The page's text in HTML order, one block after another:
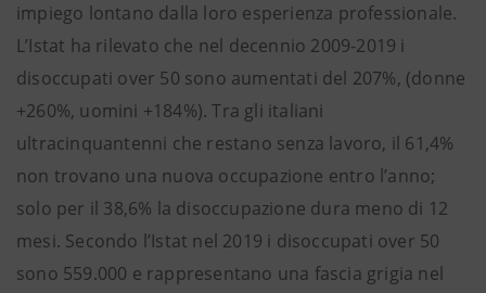
impiego lontano dalla loro esperienza professionale.
L’Istat ha rilevato che nel decennio 2009-2019 i
disoccupati over 50 sono aumentati del 207%, (donne
+260%, uomini +184%). Tra gli italiani
ultracinquantenni che restano senza lavoro, il 61,4%
non trovano una nuova occupazione entro l’anno;
solo per il 38,6% la disoccupazione dura meno di 12
mesi. Secondo l’Istat nel 2019 i disoccupati over 50
sono 559.000 e rappresentano una fascia grigia nel